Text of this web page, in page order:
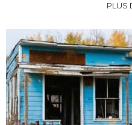
PLUS